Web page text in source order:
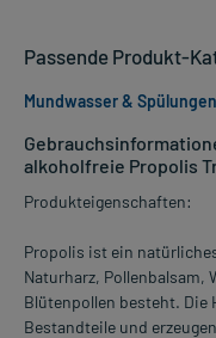
alkoholfreie Propolis
Produkteigenschaften:
Propolis ist ein
Naturharz, Pollenbalsam,
Blütenpollen besteht. Die
Bestandteile und
Passende Produkt-
Mundwasser & Spülungen